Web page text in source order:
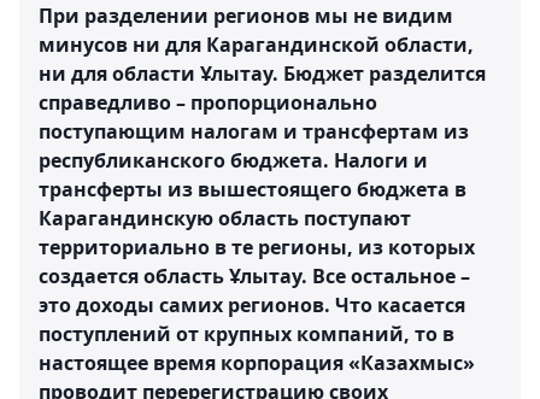
При разделении регионов мы не видим
минусов ни для Карагандинской области,
ни для области Ұлытау. Бюджет разделится
справедливо – пропорционально
поступающим налогам и трансфертам из
республиканского бюджета. Налоги и
трансферты из вышестоящего бюджета в
Карагандинскую область поступают
территориально в те регионы, из которых
создается область Ұлытау. Все остальное –
это доходы самих регионов. Что касается
поступлений от крупных компаний, то в
настоящее время корпорация «Казахмыс»
проводит перерегистрацию своих